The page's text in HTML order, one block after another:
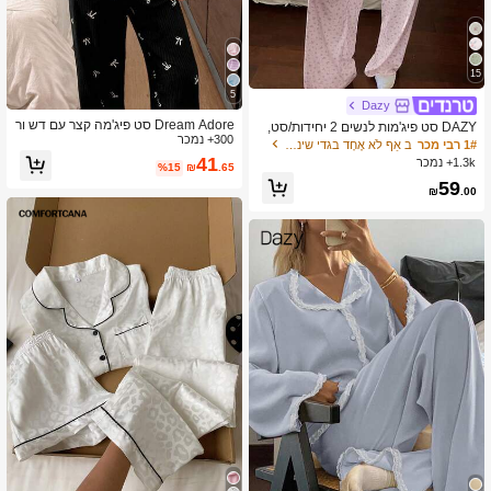
15
Dazy
DAZY סט פיג'מות לנשים 2 יחידות/סט,
חולצת טי עם שרוולים קצרים ורפויים פרח
ונית ומכנסיים ארוכים ישרים, קיץ
1# רבי מכר
1.3k+ נמכר
₪59.00
5
Dream Adore סט פיג'מה קצר עם דש ור
וד ומחטיף עם הדפס פפיון לנשים
300+ נמכר
₪41.65
%15